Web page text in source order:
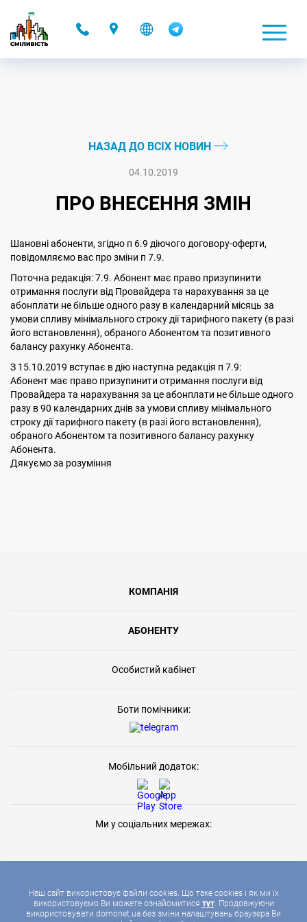
Наш сайт використовує файли cookies. Що таке cookies і як ми їх
використовуємо Ви можете ознайомитися тут. Продовжуючи
використовувати domonet.ua без зміни налаштувань браузера Ви
НАЗАД ДО ВСІХ НОВИН
04.10.2019
ПРО ВНЕСЕННЯ ЗМІН
Шановні абоненти, згідно п 6.9 діючого договору-оферти,
повідомляємо вас про зміни п 7.9.
Поточна редакція: 7.9. Абонент має право призупинити
отримання послуги від Провайдера та нарахування за це
абонплати не більше одного разу в календарний місяць за
умови спливу мінімального строку дії тарифного пакету (в разі
його встановлення), обраного Абонентом та позитивного
балансу рахунку Абонента.
З 15.10.2019 вступає в дію наступна редакція п 7.9:
Абонент має право призупинити отримання послуги від
Провайдера та нарахування за це абонплати не більше одного
разу в 90 календарних днів за умови спливу мінімального
строку дії тарифного пакету (в разі його встановлення),
обраного Абонентом та позитивного балансу рахунку
Абонента.
Дякуємо за розуміння
КОМПАНІЯ
АБОНЕНТУ
Особистий кабінет
Боти помічники:
Мобільний додаток:
Ми у соціальних мережах: